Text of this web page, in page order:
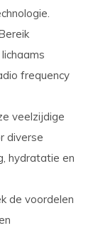
frequency
veelzijdige
diverse
hydratatie en
de voordelen